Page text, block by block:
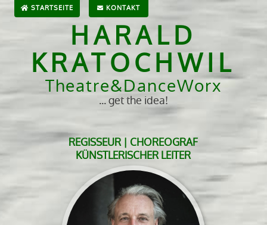
STARTSEITE KONTAKT
HARALD
KRATOCHWIL
Theatre&DanceWorx
... get the idea!
REGISSEUR | CHOREOGRAF
KÜNSTLERISCHER LEITER